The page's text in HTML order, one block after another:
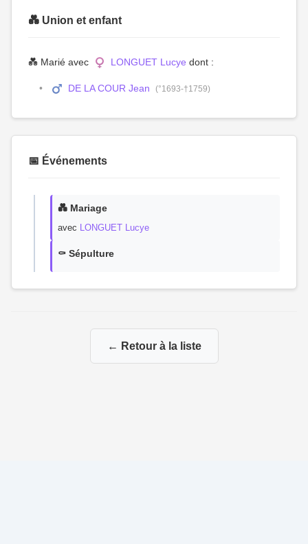
💑 Union et enfant
💑 Marié avec LONGUET Lucye dont :
DE LA COUR Jean (°1693-†1759)
📅 Événements
💑 Mariage
avec LONGUET Lucye
⚰️ Sépulture
← Retour à la liste